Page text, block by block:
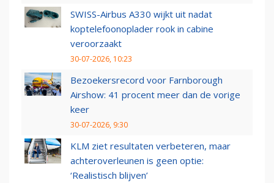
SWISS-Airbus A330 wijkt uit nadat
koptelefoonoplader rook in cabine
veroorzaakt
30-07-2026, 10:23
Bezoekersrecord voor Farnborough
Airshow: 41 procent meer dan de vorige
keer
30-07-2026, 9:30
KLM ziet resultaten verbeteren, maar
achteroverleunen is geen optie:
‘Realistisch blijven’